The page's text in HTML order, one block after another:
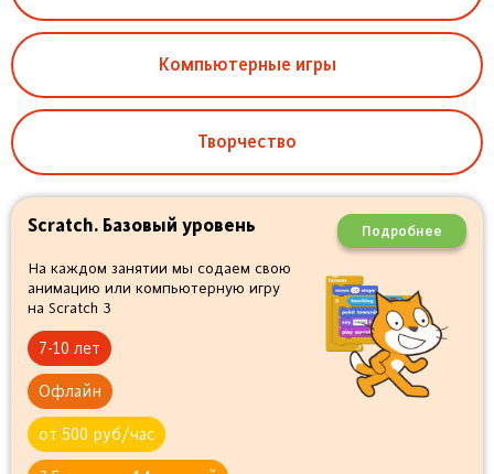
Компьютерные игры
Творчество
Scratch. Базовый уровень Подробнее
На каждом занятии мы содаем свою
анимацию или компьютерную игру
на Scratch 3
7-10 лет
Офлайн
от 500 руб/час